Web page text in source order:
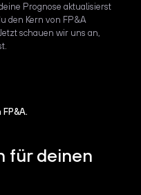
Prognose aktualisierst
den Kern von FP&A
schauen wir uns an,
für deinen